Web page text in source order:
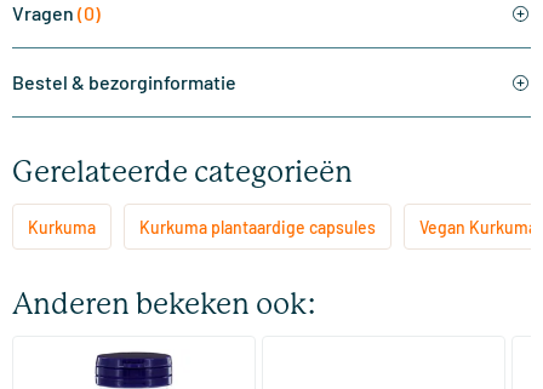
Vragen (0)
Bestel & bezorginformatie
Gerelateerde categorieën
Kurkuma Kurkuma plantaardige capsules Vegan Kurkuma
Anderen bekeken ook: